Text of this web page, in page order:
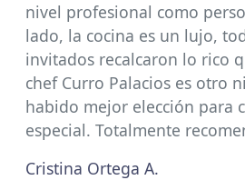
nivel profesional como
lado, la cocina es un lujo,
invitados recalcaron lo rico
chef Curro Palacios es otro
habido mejor elección para
especial. Totalmente
Cristina Ortega A.